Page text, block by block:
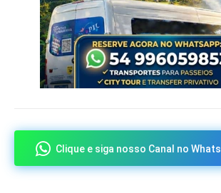
Clique e siga nosso Canal no Whats